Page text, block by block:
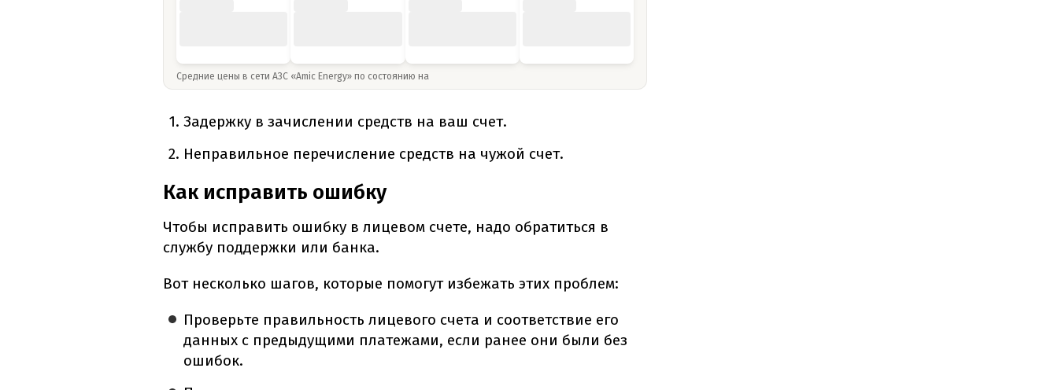
Средние цены в сети АЗС «Amic Energy» по состоянию на
Задержку в зачислении средств на ваш счет.
Неправильное перечисление средств на чужой счет.
Как исправить ошибку
Чтобы исправить ошибку в лицевом счете, надо обратиться в
службу поддержки или банка.
Вот несколько шагов, которые помогут избежать этих проблем:
Проверьте правильность лицевого счета и соответствие его
данных с предыдущими платежами, если ранее они были без
ошибок.